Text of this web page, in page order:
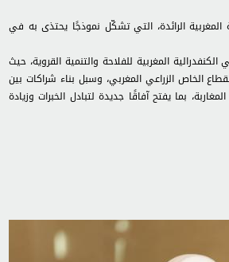
المغربية الرائدة، التي تشكّل نموذجًا يحتذى به في
المغربية للفلاحة والتنمية القروية، حيث
الخاص الزراعي المغربي، وسبل بناء شراكات بين
بما يفتح آفاقًا جديدة لتبادل الخبرات وزيادة